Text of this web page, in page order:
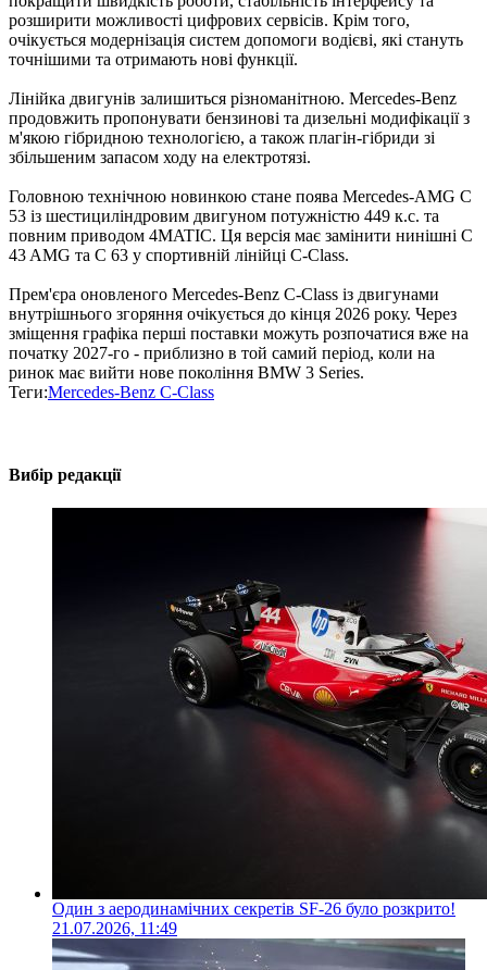
розширити можливості цифрових сервісів. Крім того,
очікується модернізація систем допомоги водієві, які стануть
точнішими та отримають нові функції.
Лінійка двигунів залишиться різноманітною. Mercedes-Benz
продовжить пропонувати бензинові та дизельні модифікації з
м'якою гібридною технологією, а також плагін-гібриди зі
збільшеним запасом ходу на електротязі.
Головною технічною новинкою стане поява Mercedes-AMG C
53 із шестициліндровим двигуном потужністю 449 к.с. та
повним приводом 4MATIC. Ця версія має замінити нинішні C
43 AMG та C 63 у спортивній лінійці C-Class.
Прем'єра оновленого Mercedes-Benz C-Class із двигунами
внутрішнього згоряння очікується до кінця 2026 року. Через
зміщення графіка перші поставки можуть розпочатися вже на
початку 2027-го - приблизно в той самий період, коли на
ринок має вийти нове покоління BMW 3 Series.
Теги:Mercedes-Benz C-Class
Вибір редакції
Один з аеродинамічних секретів SF-26 було розкрито!
21.07.2026, 11:49